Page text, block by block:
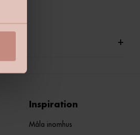
+
Inspiration
Måla inomhus